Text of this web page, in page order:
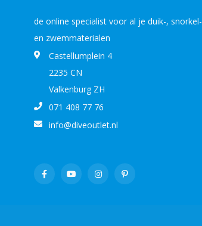
de online specialist voor al je duik-, snorkel-
en zwemmaterialen
Castellumplein 4
2235 CN
Valkenburg ZH
071 408 77 76
info@diveoutlet.nl